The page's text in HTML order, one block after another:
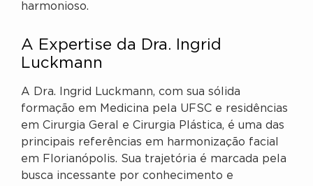
harmonioso.
A Expertise da Dra. Ingrid
Luckmann
A Dra. Ingrid Luckmann, com sua sólida
formação em Medicina pela UFSC e residências
em Cirurgia Geral e Cirurgia Plástica, é uma das
principais referências em harmonização facial
em Florianópolis. Sua trajetória é marcada pela
busca incessante por conhecimento e